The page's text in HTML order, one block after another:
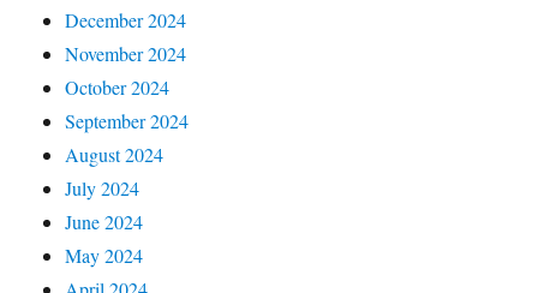
December 2024
November 2024
October 2024
September 2024
August 2024
July 2024
June 2024
May 2024